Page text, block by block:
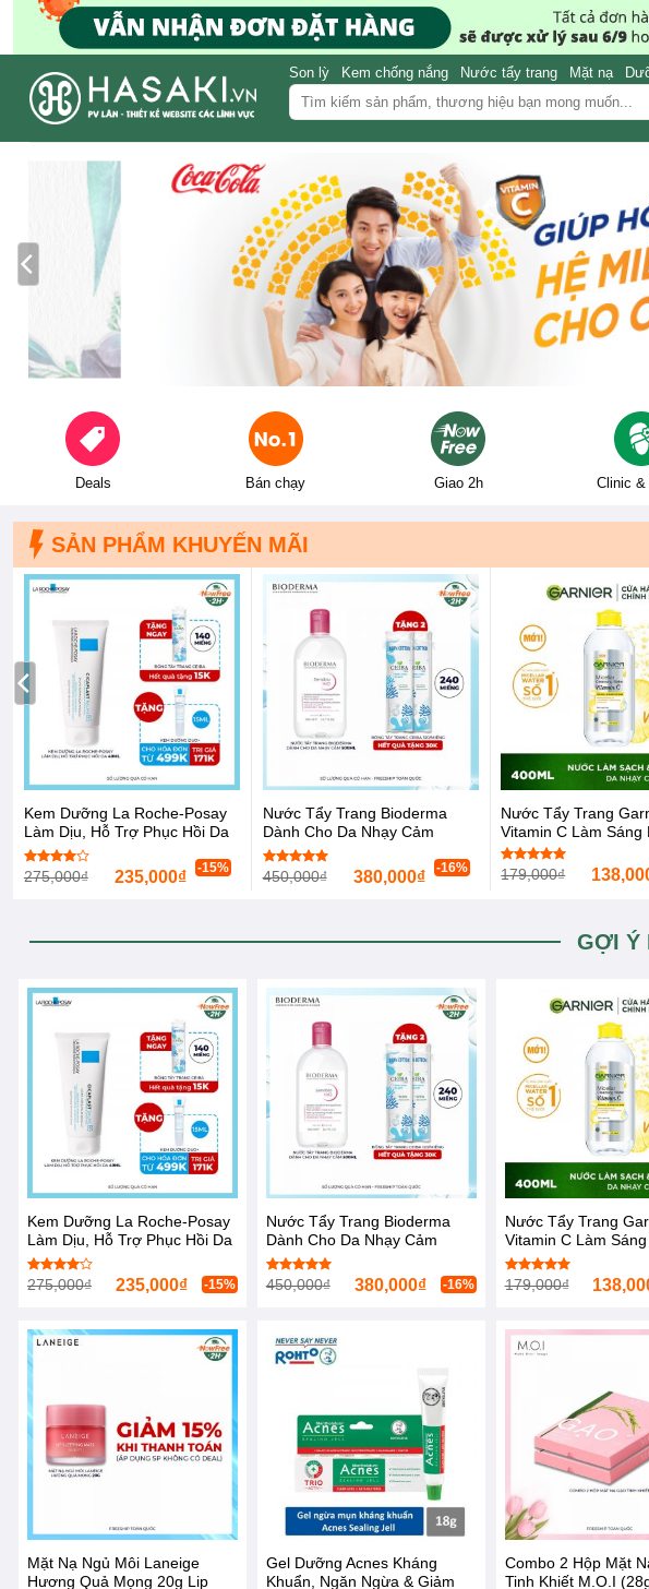
Son lỳ Kem chống nắng Nước tẩy trang Mặt nạ
Tìm
kiếm:
Deals Bán chạy Giao 2h Clinic &
SẢN PHẨM KHUYẾN MÃI
-15%
Kem Dưỡng La Roche-Posay
Làm Dịu, Hỗ Trợ Phục Hồi Da
40ml
Được
xếp hạng
275,000₫ 235,000₫ -16%
Nước Tẩy Trang Bioderma
Dành Cho Da Nhạy Cảm
500ml Sensibio H2O
Được xếp
hạng
450,000₫ 380,000₫
Nước Tẩy Trang
Vitamin C Làm Sáng
Được xếp
hạng
179,000₫
GỢI Ý
-15%
Kem Dưỡng La Roche-Posay
Làm Dịu, Hỗ Trợ Phục Hồi Da
40ml
Được
xếp hạng
275,000₫ 235,000₫ -16%
Nước Tẩy Trang Bioderma
Dành Cho Da Nhạy Cảm
500ml Sensibio H2O
Được xếp
hạng
450,000₫ 380,000₫
Nước Tẩy Trang
Vitamin C Làm Sáng
400ml
Được xếp
hạng
179,000₫
Mặt Nạ Ngủ Môi Laneige
Hương Quả Mọng 20g Lip
Gel Dưỡng Acnes Kháng
Khuẩn, Ngăn Ngừa & Giảm
Combo 2 Hộp Mặt
Tinh Khiết M.O.I